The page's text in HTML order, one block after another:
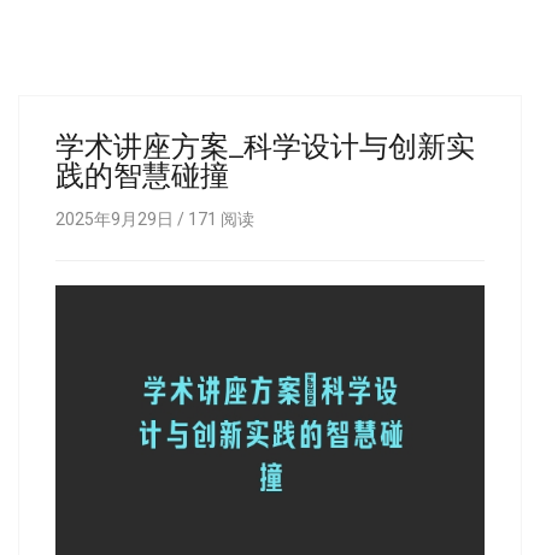
学术讲座方案_科学设计与创新实
践的智慧碰撞
2025年9月29日 / 171 阅读